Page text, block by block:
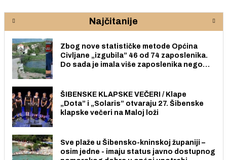
Najčitanije
Zbog nove statističke metode Općina
Civljane „izgubila” 46 od 74 zaposlenika.
Do sada je imala više zaposlenika nego
ŠIBENSKE KLAPSKE VEČERI / Klape
„Dota” i „Solaris” otvaraju 27. Šibenske
klapske večeri na Maloj loži
Sve plaže u Šibensko-kninskoj županiji –
osim jedne - imaju status javno dostupnog